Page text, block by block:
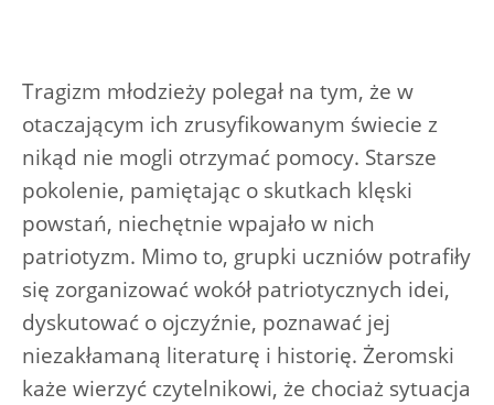
Tragizm młodzieży polegał na tym, że w
otaczającym ich zrusyfikowanym świecie z
nikąd nie mogli otrzymać pomocy. Starsze
pokolenie, pamiętając o skutkach klęski
powstań, niechętnie wpajało w nich
patriotyzm. Mimo to, grupki uczniów potrafiły
się zorganizować wokół patriotycznych idei,
dyskutować o ojczyźnie, poznawać jej
niezakłamaną literaturę i historię. Żeromski
każe wierzyć czytelnikowi, że chociaż sytuacja